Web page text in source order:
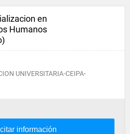
en
Humanos
UNIVERSITARIA-CEIPA-
información